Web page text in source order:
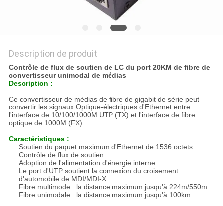
Description de produit
Contrôle de flux de soutien de LC du port 20KM de fibre de
convertisseur unimodal de médias
Description :
Ce convertisseur de médias de fibre de gigabit de série peut
convertir les signaux Optique-électriques d'Ethernet entre
l'interface de 10/100/1000M UTP (TX) et l'interface de fibre
optique de 1000M (FX).
Caractéristiques :
Soutien du paquet maximum d'Ethernet de 1536 octets
Contrôle de flux de soutien
Adoption de l'alimentation d'énergie interne
Le port d'UTP soutient la connexion du croisement
d'automobile de MDI/MDI-X.
Fibre multimode : la distance maximum jusqu'à 224m/550m
Fibre unimodale : la distance maximum jusqu'à 100km